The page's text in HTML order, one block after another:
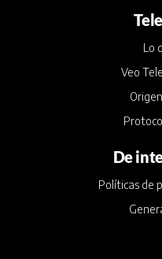
Lo
Veo
De
Políticas de